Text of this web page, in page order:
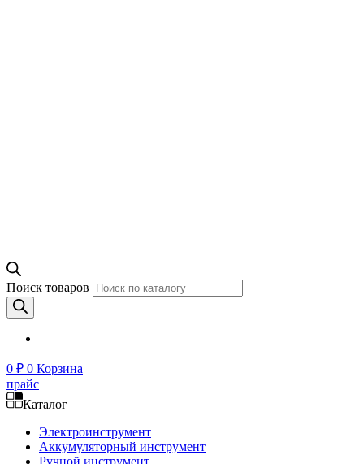
Поиск товаров
0 ₽ 0 Корзина
прайс
Каталог
Электроинструмент
Аккумуляторный инструмент
Ручной инструмент